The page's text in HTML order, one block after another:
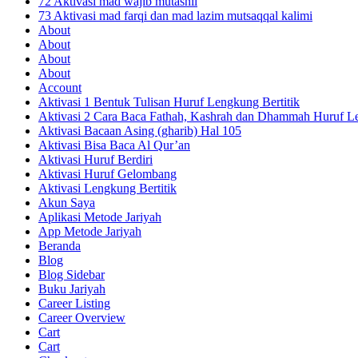
73 Aktivasi mad farqi dan mad lazim mutsaqqal kalimi
About
About
About
About
Account
Aktivasi 1 Bentuk Tulisan Huruf Lengkung Bertitik
Aktivasi 2 Cara Baca Fathah, Kashrah dan Dhammah Huruf
Aktivasi Bacaan Asing (gharib) Hal 105
Aktivasi Bisa Baca Al Qur’an
Aktivasi Huruf Berdiri
Aktivasi Huruf Gelombang
Aktivasi Lengkung Bertitik
Akun Saya
Aplikasi Metode Jariyah
App Metode Jariyah
Beranda
Blog
Blog Sidebar
Buku Jariyah
Career Listing
Career Overview
Cart
Cart